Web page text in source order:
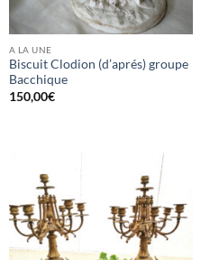
A LA UNE
Biscuit Clodion (d’aprés) groupe
Bacchique
150,00€